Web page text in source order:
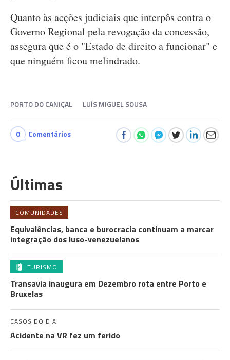
Quanto às acções judiciais que interpôs contra o
Governo Regional pela revogação da concessão,
assegura que é o "Estado de direito a funcionar" e
que ninguém ficou melindrado.
PORTO DO CANIÇAL LUÍS MIGUEL SOUSA
0 Comentários
Últimas
COMUNIDADES
Equivalências, banca e burocracia continuam a marcar
integração dos luso-venezuelanos
TURISMO
Transavia inaugura em Dezembro rota entre Porto e
Bruxelas
CASOS DO DIA
Acidente na VR fez um ferido